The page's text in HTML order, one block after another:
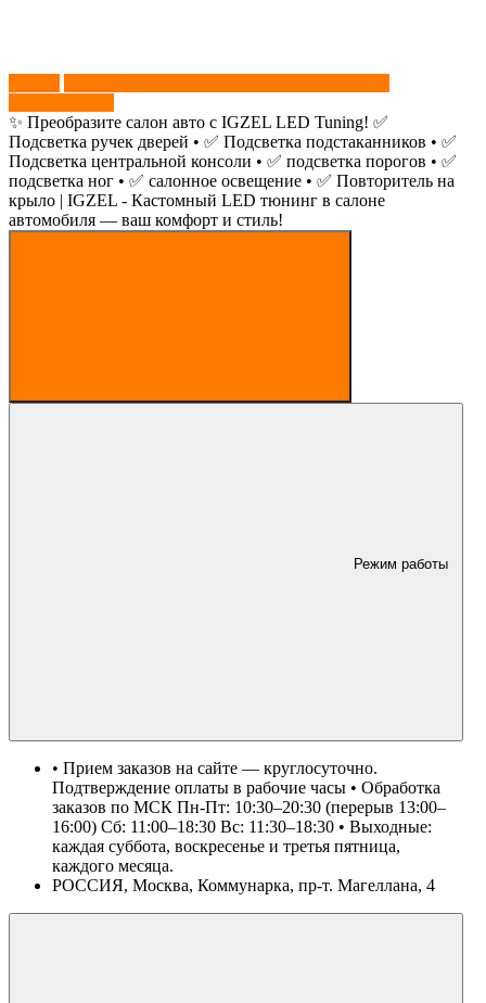
✨ Преобразите салон авто с IGZEL LED Tuning! ✅
Подсветка ручек дверей • ✅ Подсветка подстаканников • ✅
Подсветка центральной консоли • ✅ подсветка порогов • ✅
подсветка ног • ✅ салонное освещение • ✅ Повторитель на
крыло | IGZEL - Кастомный LED тюнинг в салоне
автомобиля — ваш комфорт и стиль!
Режим работы
• Прием заказов на сайте — круглосуточно.
Подтверждение оплаты в рабочие часы • Обработка
заказов по МСК Пн-Пт: 10:30–20:30 (перерыв 13:00–
16:00) Сб: 11:00–18:30 Вс: 11:30–18:30 • Выходные:
каждая суббота, воскресенье и третья пятница,
каждого месяца.
РОССИЯ, Москва, Коммунарка, пр-т. Магеллана, 4